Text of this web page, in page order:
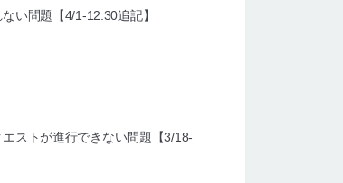
い問題 【4/1-12:30追記】
ストが進行できない問題【3/18-